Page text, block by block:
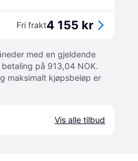
Fri frakt4 155 kr
med en gjeldende
betaling på 913,04 NOK.
maksimalt kjøpsbeløp er
Vis alle tilbud